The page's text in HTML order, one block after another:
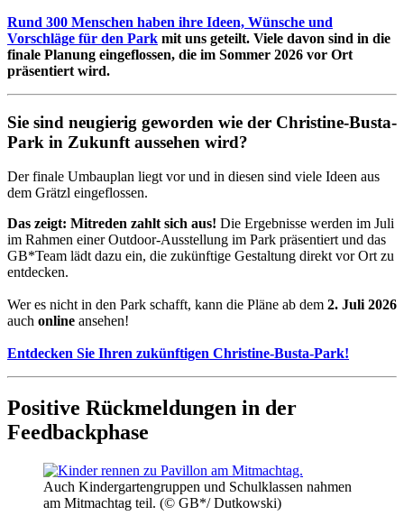
Rund 300 Menschen haben ihre Ideen, Wünsche und
Vorschläge für den Park mit uns geteilt. Viele davon sind in die
finale Planung eingeflossen, die im Sommer 2026 vor Ort
präsentiert wird.
Sie sind neugierig geworden wie der Christine-Busta-
Park in Zukunft aussehen wird?
Der finale Umbauplan liegt vor und in diesen sind viele Ideen aus
dem Grätzl eingeflossen.
Das zeigt: Mitreden zahlt sich aus! Die Ergebnisse werden im Juli
im Rahmen einer Outdoor-Ausstellung im Park präsentiert und das
GB*Team lädt dazu ein, die zukünftige Gestaltung direkt vor Ort zu
entdecken.
Wer es nicht in den Park schafft, kann die Pläne ab dem 2. Juli 2026
auch online ansehen!
Entdecken Sie Ihren zukünftigen Christine-Busta-Park!
Positive Rückmeldungen in der
Feedbackphase
Auch Kindergartengruppen und Schulklassen nahmen
am Mitmachtag teil. (© GB*/ Dutkowski)